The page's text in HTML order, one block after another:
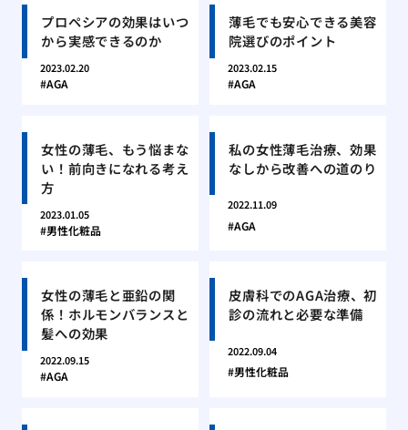
プロペシアの効果はいつ
から実感できるのか
2023.02.20
AGA
薄毛でも安心できる美容
院選びのポイント
2023.02.15
AGA
女性の薄毛、もう悩まな
い！前向きになれる考え
方
2023.01.05
男性化粧品
私の女性薄毛治療、効果
なしから改善への道のり
2022.11.09
AGA
女性の薄毛と亜鉛の関
係！ホルモンバランスと
髪への効果
2022.09.15
AGA
皮膚科でのAGA治療、初
診の流れと必要な準備
2022.09.04
男性化粧品